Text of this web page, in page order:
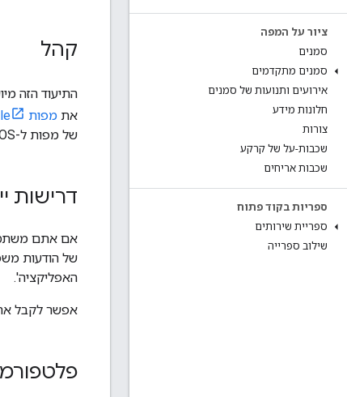
ציור על המפה
סמנים
סמנים מתקדמים
אירועים ותנועות של סמנים
חלונות מידע
צורות
שכבות-על של קרקע
שכבות אריחים
ספריות בקוד פתוח
ספריית שירותים
שילוב ספרייה
קהל
התיעוד הזה
את מפות Google
של מפות ל-iOS. אפשר גם לעיין
דרישות
של הודעות
האפליקציה'.
אפשר לקבל